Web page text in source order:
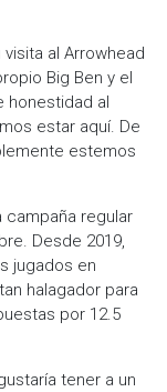
al Arrowhead
Big Ben y el
honestidad al
estar aquí. De
estemos
campaña regular
Desde 2019,
jugados en
halagador para
por 12.5
tener a un